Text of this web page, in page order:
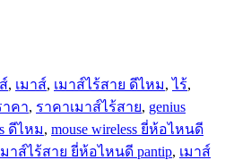
, เมาส์, เมาส์ไร้สาย ดีไหม,ไร้,
าคา, ราคาเมาส์ไร้สาย, genius
ดีไหม, mouse wireless ยี่ห้อไหนดี
มาส์ไร้สาย ยี่ห้อไหนดี pantip, เมาส์